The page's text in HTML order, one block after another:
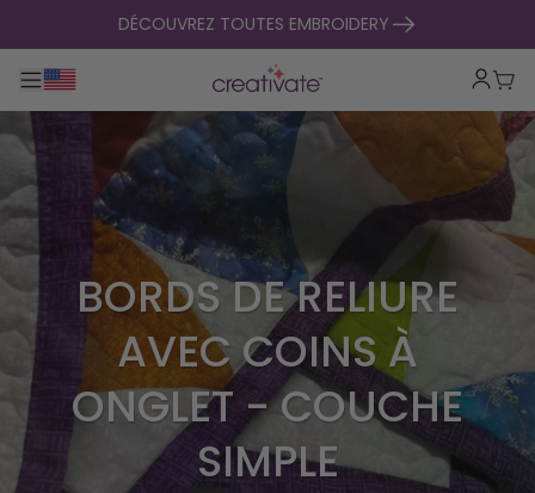
passer au contenuDÉCOUVREZ TOUTES EMBROIDERY
Basculer la navigation principale
BORDS DE RELIURE
AVEC COINS À
ONGLET - COUCHE
SIMPLE